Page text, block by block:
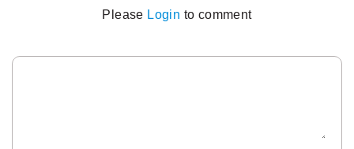
Please Login to comment